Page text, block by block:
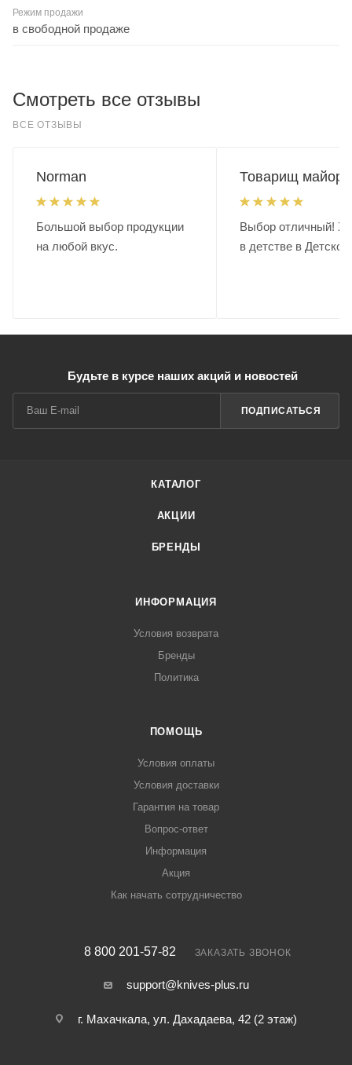
Режим продажи
в свободной продаже
Смотреть все отзывы
ВСЕ ОТЗЫВЫ
Norman
Большой выбор продукции
на любой вкус.
Товарищ майор.
Выбор отличный!
в детстве в
Будьте в курсе наших акций и новостей
ПОДПИСАТЬСЯ
КАТАЛОГ
АКЦИИ
БРЕНДЫ
ИНФОРМАЦИЯ
Условия возврата
Бренды
Политика
ПОМОЩЬ
Условия оплаты
Условия доставки
Гарантия на товар
Вопрос-ответ
Информация
Акция
Как начать сотрудничество
8 800 201-57-82 ЗАКАЗАТЬ ЗВОНОК
support@knives-plus.ru
г. Махачкала, ул. Дахадаева, 42 (2 этаж)